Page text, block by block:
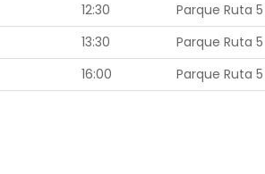
12:30 Parque Ruta 5
13:30 Parque Ruta 5
16:00 Parque Ruta 5